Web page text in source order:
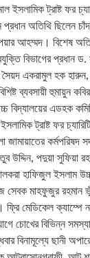
ইসলামিক ট্রাষ্ট ফর
প্রধান অতিথি ছিলেন
আহম্মদ। বিশেষ
বিভাগের প্রধান
সৈয়দ একরামুল হক
ব্যবসায়ী হুমায়ুন
বিদ্যালয়ের এডহক
ট্রাষ্ট ফর
জামায়াতের কর্মপরিষদ
উদ্দিন, পদুয়া সুফিয়া
হাফিজুল ইসলাম
সেবক মাহফুজুর রহমান
মেডিকেল ক্যাম্পে
চোখের বিভিন্ন
বিনামূল্যে ছানী